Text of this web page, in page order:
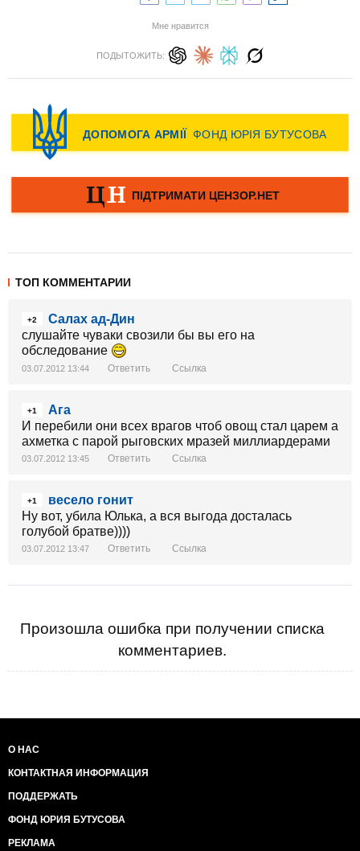
Мне нравится
ПОДЫТОЖИТЬ:
ТОП КОММЕНТАРИИ
+2
Салах ад-Дин
слушайте чуваки свозили бы вы его на
обследование
03.07.2012 13:44 Ответить Ссылка
+1
Ага
И перебили они всех врагов чтоб овощ стал царем а
ахметка с парой рыговских мразей миллиардерами
03.07.2012 13:45 Ответить Ссылка
+1
весело гонит
Ну вот, убила Юлька, а вся выгода досталась
голубой братве))))
03.07.2012 13:47 Ответить Ссылка
Произошла ошибка при получении списка
комментариев.
О НАС
КОНТАКТНАЯ ИНФОРМАЦИЯ
ПОДДЕРЖАТЬ
ФОНД ЮРИЯ БУТУСОВА
РЕКЛАМА